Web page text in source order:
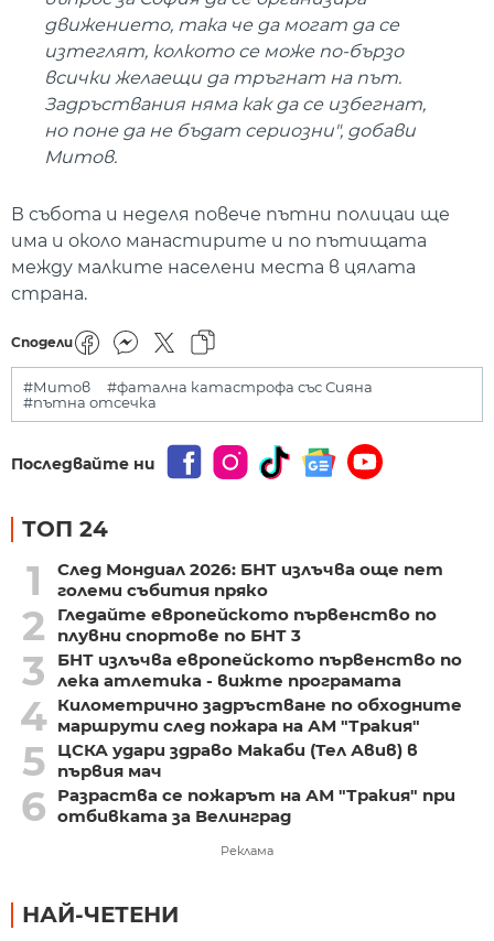
движението, така че да могат да се
изтеглят, колкото се може по-бързо
всички желаещи да тръгнат на път.
Задръствания няма как да се избегнат,
но поне да не бъдат сериозни", добави
Митов.
В събота и неделя повече пътни полицаи ще
има и около манастирите и по пътищата
между малките населени места в цялата
страна.
Сподели
#Митов
#фатална катастрофа със Сияна
#пътна отсечка
Последвайте ни
ТОП 24
1
След Мондиал 2026: БНТ излъчва още пет
големи събития пряко
2
Гледайте европейското първенство по
плувни спортове по БНТ 3
3
БНТ излъчва европейското първенство по
лека атлетика - вижте програмата
4 Километрично задръстване по обходните
маршрути след пожара на АМ "Тракия"
5
ЦСКА удари здраво Макаби (Тел Авив) в
първия мач
6
Разраства се пожарът на АМ "Тракия" при
отбивката за Велинград
Реклама
НАЙ-ЧЕТЕНИ